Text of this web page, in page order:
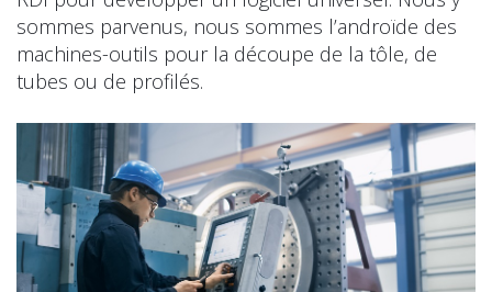
sommes parvenus, nous sommes l’androïde des
machines-outils pour la découpe de la tôle, de
tubes ou de profilés.